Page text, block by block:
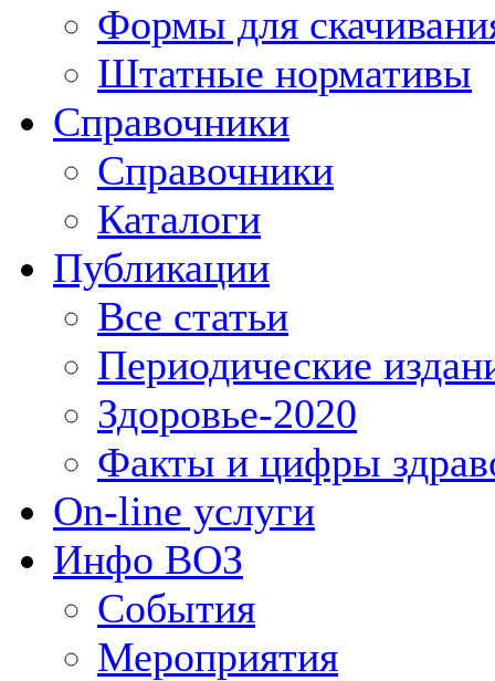
Формы для
Штатные нормативы
Справочники
Справочники
Каталоги
Публикации
Все статьи
Периодические
Здоровье-2020
Факты и цифры
On-line услуги
Инфо ВОЗ
События
Мероприятия